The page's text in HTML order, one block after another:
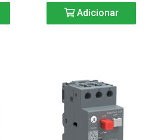
Adicionar